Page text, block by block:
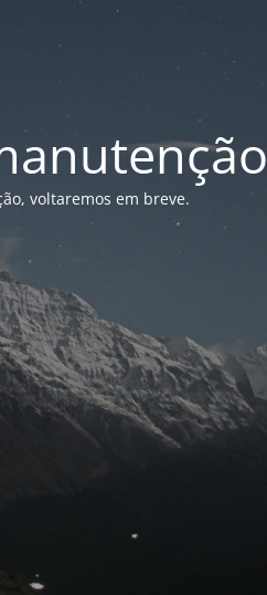
voltaremos em breve.